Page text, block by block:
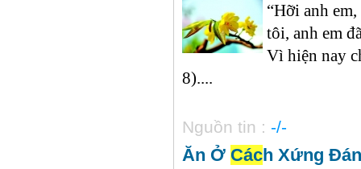
“Hỡi anh
tôi, anh em
Vì hiện nay
8)....
Nguồn tin : -/-
Ăn Ở Cách Xứng